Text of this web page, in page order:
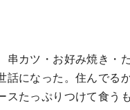
串カツ・お好み焼き・
になった。住んでる
たっぷりつけて食う